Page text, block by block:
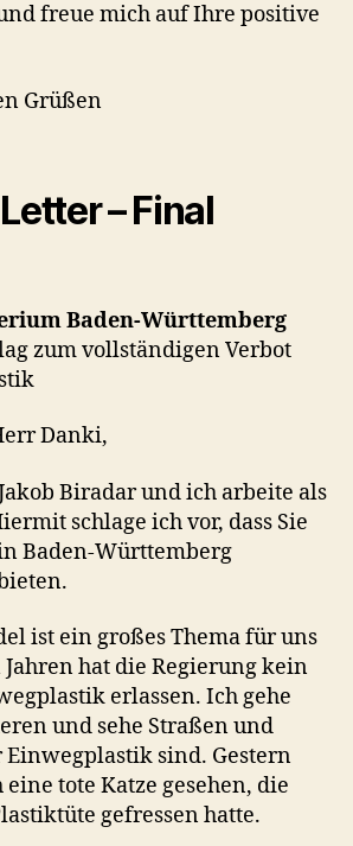
freue mich auf Ihre positive
Grüßen
– Final
Baden-Württemberg
zum vollständigen Verbot
Danki,
Biradar und ich arbeite als
schlage ich vor, dass Sie
Baden-Württemberg
ist ein großes Thema für uns
hat die Regierung kein
erlassen. Ich gehe
und sehe Straßen und
Einwegplastik sind. Gestern
tote Katze gesehen, die
gefressen hatte.